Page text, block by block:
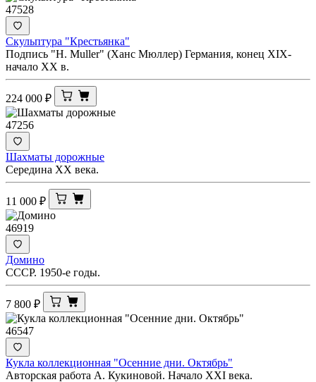
47528
Скульптура "Крестьянка"
Подпись "H. Muller" (Ханс Мюллер) Германия, конец XIX-
начало XX в.
224 000 ₽
47256
Шахматы дорожные
Середина ХХ века.
11 000 ₽
46919
Домино
СССР. 1950-е годы.
7 800 ₽
46547
Кукла коллекционная "Осенние дни. Октябрь"
Авторская работа А. Кукиновой. Начало ХХI века.